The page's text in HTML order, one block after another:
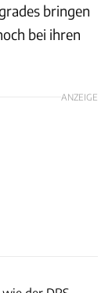
bringen
bei ihren
ANZEIGE